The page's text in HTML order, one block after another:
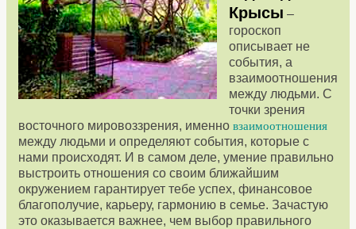
Крысы –
гороскоп
описывает не
события, а
взаимоотношения
между людьми. С
точки зрения
восточного мировоззрения, именно взаимоотношения
между людьми и определяют события, которые с
нами происходят. И в самом деле, умение правильно
выстроить отношения со своим ближайшим
окружением гарантирует тебе успех, финансовое
благополучие, карьеру, гармонию в семье. Зачастую
это оказывается важнее, чем выбор правильного